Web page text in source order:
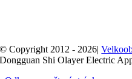
© Copyright 2012 - 2026|
Dongguan Shi Olayer Electric